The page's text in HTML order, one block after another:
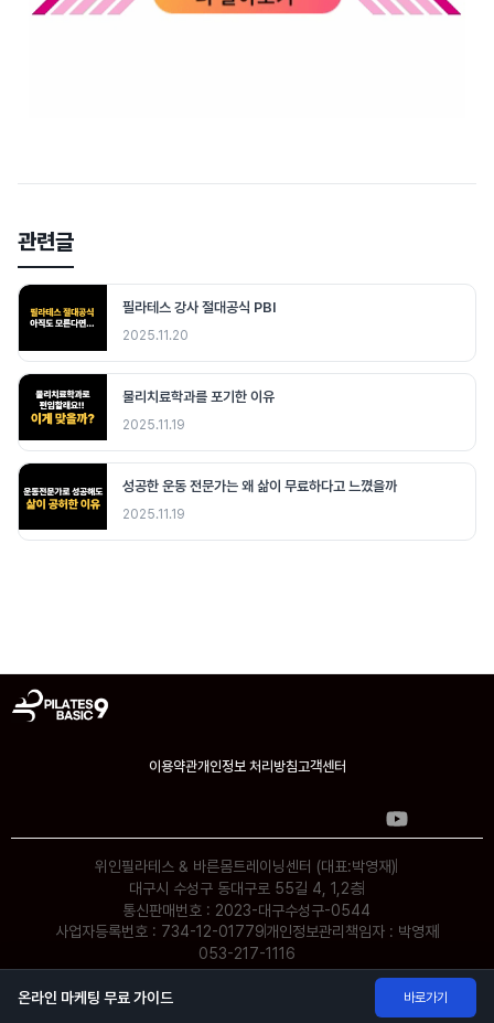
관련글
필라테스 강사 절대공식 PBI
2025.11.20
물리치료학과를 포기한 이유
2025.11.19
성공한 운동 전문가는 왜 삶이 무료하다고 느꼈을까
2025.11.19
온라인 마케팅 무료 가이드 바로가기
이용약관개인정보 처리방침고객센터
위인필라테스 & 바른몸트레이닝센터 (대표:박영재)
대구시 수성구 동대구로 55길 4, 1,2층
통신판매번호 : 2023-대구수성구-0544
사업자등록번호 : 734-12-01779개인정보관리책임자 : 박영재
053-217-1116